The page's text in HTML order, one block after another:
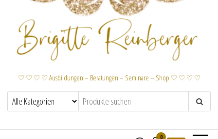
♡ ♡ ♡ ♡ Ausbildungen – Beratungen – Seminare – Shop ♡ ♡ ♡ ♡
0